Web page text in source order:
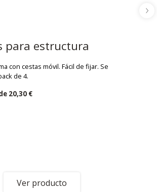
para estructura
con cestas móvil. Fácil de fijar. Se
de 4.
20,30 €
Ver producto